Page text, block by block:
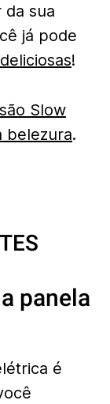
da sua
já pode
!
Slow
belezura.
panela
é